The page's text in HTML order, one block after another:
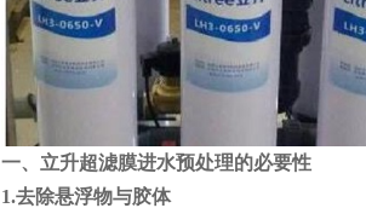
一、立升超滤膜进水预处理的必要性
1.去除悬浮物与胶体